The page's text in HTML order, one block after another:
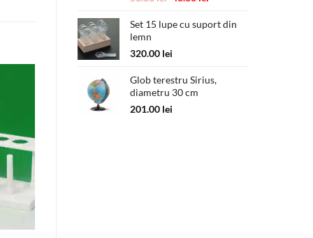
a
50.00 lei.
este:
Set 15 lupe cu suport din
lemn
320.00 lei
Glob terestru Sirius,
diametru 30 cm
201.00 lei